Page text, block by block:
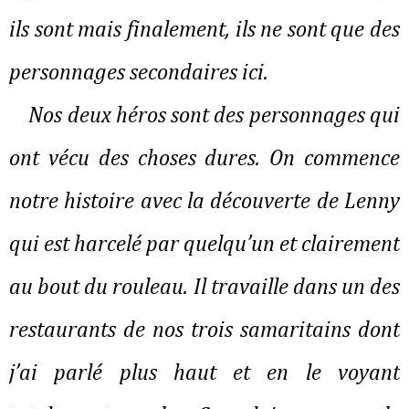
ils sont mais finalement, ils ne sont que des
personnages secondaires ici.
Nos deux héros sont des personnages qui
ont vécu des choses dures. On commence
notre histoire avec la découverte de Lenny
qui est harcelé par quelqu’un et clairement
au bout du rouleau. Il travaille dans un des
restaurants de nos trois samaritains dont
j’ai parlé plus haut et en le voyant